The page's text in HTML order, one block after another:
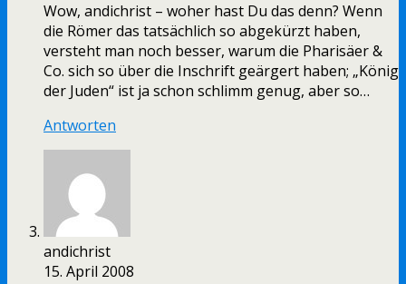
Wow, andichrist – woher hast Du das denn? Wenn
die Römer das tatsächlich so abgekürzt haben,
versteht man noch besser, warum die Pharisäer &
Co. sich so über die Inschrift geärgert haben; „König
der Juden“ ist ja schon schlimm genug, aber so…
Antworten
andichrist
15. April 2008